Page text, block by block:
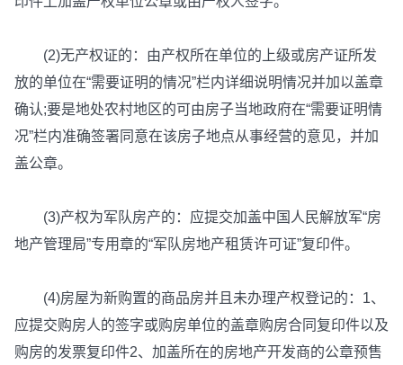
(2)无产权证的：由产权所在单位的上级或房产证所发
放的单位在“需要证明的情况”栏内详细说明情况并加以盖章
确认;要是地处农村地区的可由房子当地政府在“需要证明情
况”栏内准确签署同意在该房子地点从事经营的意见，并加
盖公章。
(3)产权为军队房产的：应提交加盖中国人民解放军“房
地产管理局”专用章的“军队房地产租赁许可证”复印件。
(4)房屋为新购置的商品房并且未办理产权登记的：1、
应提交购房人的签字或购房单位的盖章购房合同复印件以及
购房的发票复印件2、加盖所在的房地产开发商的公章预售